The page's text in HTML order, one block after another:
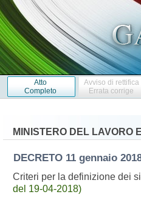
Atto
Completo
Avviso di rettifica
Errata corrige
MINISTERO DEL LAVORO
DECRETO 11 gennaio
Criteri per la definizione dei
del 19-04-2018)